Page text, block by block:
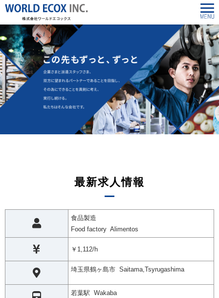
最新求人情報
食品製造
Food factory Alimentos
￥1,112/h
埼玉県鶴ヶ島市 Saitama,Tsyrugashima
若葉駅 Wakaba